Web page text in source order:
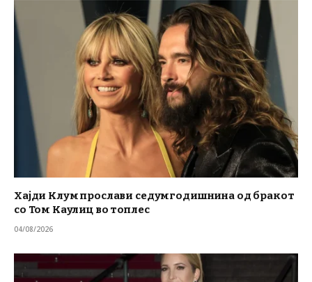
Хајди Клум прослави седумгодишнина од бракот
со Том Каулиц во топлес
04/08/2026